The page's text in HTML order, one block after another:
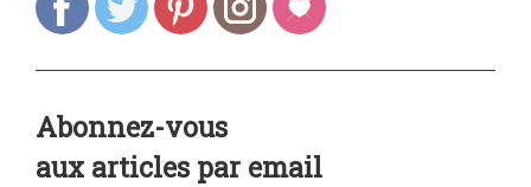
Abonnez-vous
aux articles par email